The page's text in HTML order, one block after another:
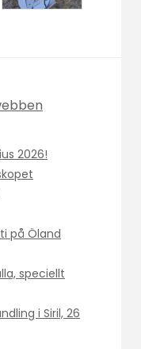
2026!
på Öland
speciellt
i Siril, 26